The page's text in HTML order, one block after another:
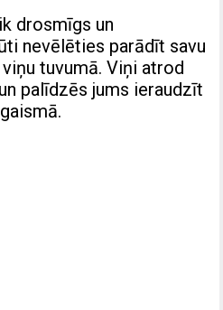
drosmīgs un
nevēlēties parādīt savu
tuvumā. Viņi atrod
palīdzēs jums ieraudzīt